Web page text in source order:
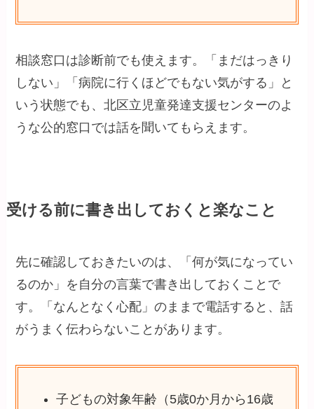
相談窓口は診断前でも使えます。「まだはっきり
しない」「病院に行くほどでもない気がする」と
いう状態でも、北区立児童発達支援センターのよ
うな公的窓口では話を聞いてもらえます。
受ける前に書き出しておくと楽なこと
先に確認しておきたいのは、「何が気になってい
るのか」を自分の言葉で書き出しておくことで
す。「なんとなく心配」のままで電話すると、話
がうまく伝わらないことがあります。
子どもの対象年齢（5歳0か月から16歳